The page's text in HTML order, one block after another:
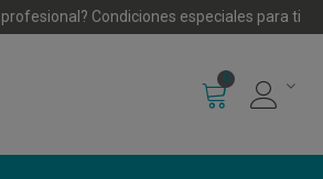
profesional? Condiciones especiales para ti
0